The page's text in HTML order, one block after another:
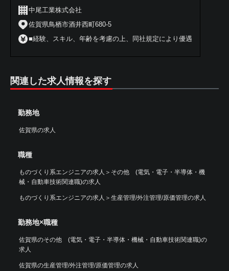
中尾工業株式会社
佐賀県鳥栖市酒井西町680-5
■経験、スキル、年齢を考慮の上、同社規定により優遇
関連した求人情報を探す
勤務地
佐賀県の求人
職種
ものづくり系エンジニアの求人 ＞ その他 (電気・電子・半導体・機
械・自動車技術関連職)の求人
ものづくり系エンジニアの求人 ＞ 生産管理/外注管理/原価管理の求人
勤務地×職種
佐賀県のその他 (電気・電子・半導体・機械・自動車技術関連職)の
求人
佐賀県の生産管理/外注管理/原価管理の求人